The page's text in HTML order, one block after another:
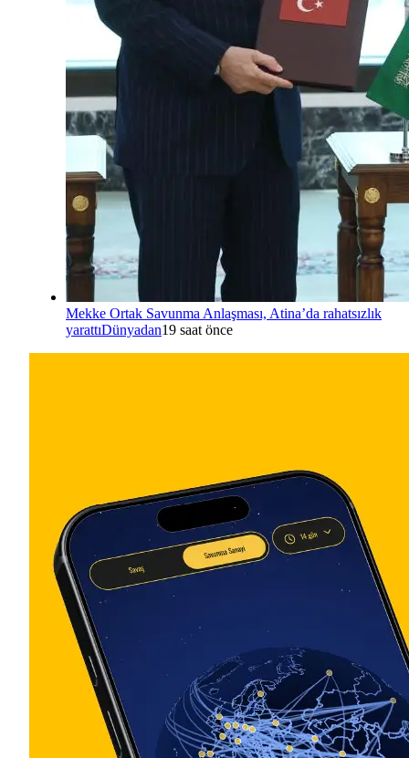
Mekke Ortak Savunma Anlaşması, Atina’da rahatsızlık
yarattıDünyadan19 saat önce